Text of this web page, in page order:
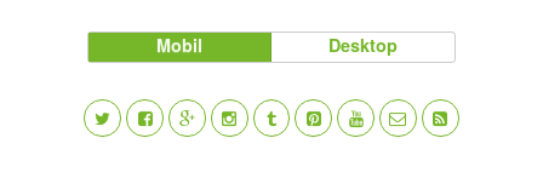
Mobil Desktop